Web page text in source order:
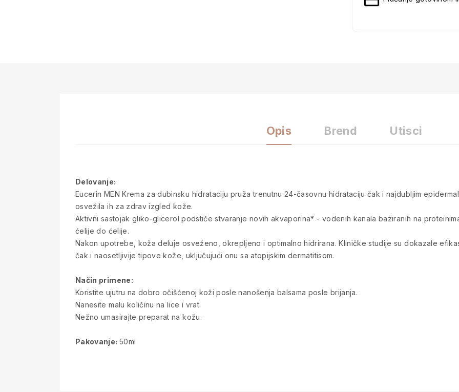
Opis Brend Utisci
Delovanje:
Eucerin MEN Krema za dubinsku hidrataciju pruža trenutnu 24-časovnu hidrataciju čak i najdubljim
osvežila ih za zdrav izgled kože.
Aktivni sastojak gliko-glicerol podstiče stvaranje novih akvaporina* - vodenih kanala baziranih na
ćelije do ćelije.
Nakon upotrebe, koža deluje osveženo, okrepljeno i optimalno hidrirana. Kliničke studije su dokazale
čak i naosetljivije tipove kože, uključujući onu sa atopijskim dermatitisom.
Način primene:
Koristite ujutru na dobro očišćenoj koži posle nanošenja balsama posle brijanja.
Nanesite malu količinu na lice i vrat.
Nežno umasirajte preparat na kožu.
Pakovanje: 50ml